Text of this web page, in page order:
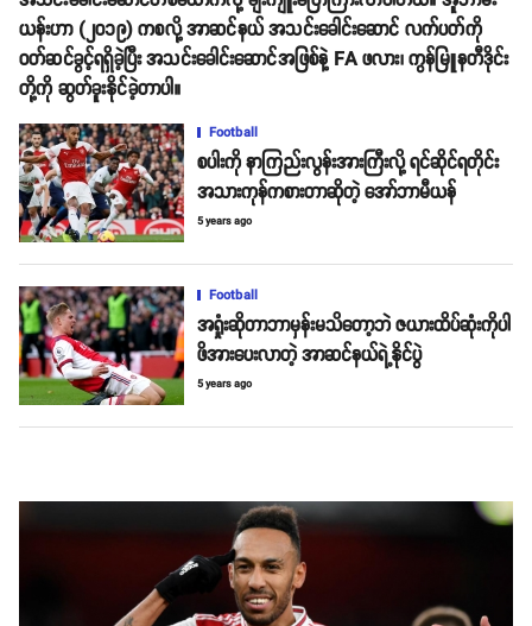
ယန်းဟာ (၂၀၁၉) ကစလို့ အာဆင်နယ် အသင်းခေါင်းဆောင် လက်ပတ်ကို
ဝတ်ဆင်ခွင့်ရရှိခဲ့ပြီး အသင်းခေါင်းဆောင်အဖြစ်နဲ့ FA ဖလား၊ ကွန်မြူနတီဒိုင်း
တို့ကို ဆွတ်ခူးနိုင်ခဲ့တာပါ။
Football
စပါးကို နာကြည်းလွန်းအားကြီးလို့ ရင်ဆိုင်ရတိုင်း
အသားကုန်ကစားတာဆိုတဲ့ အော်ဘာမီယန်
5 years ago
Football
အရှုံးဆိုတာဘာမှန်းမသိတော့ဘဲ ဇယားထိပ်ဆုံးကိုပါ
ဖိအားပေးလာတဲ့ အာဆင်နယ်ရဲ့နိုင်ပွဲ
5 years ago